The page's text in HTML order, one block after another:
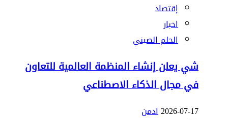
إقتصاد
اخبار
الحلم الصيني
شي يعلن إنشاء المنظمة العالمية للتعاون
في مجال الذكاء الاصطناعي
2026-07-17ادمن